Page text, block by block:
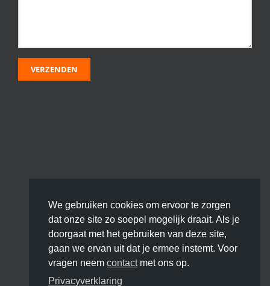
We gebruiken cookies om ervoor te zorgen
dat onze site zo soepel mogelijk draait. Als je
doorgaat met het gebruiken van deze site,
gaan we ervan uit dat je ermee instemt. Voor
vragen neem contactmet ons op.
Privacyverklaring